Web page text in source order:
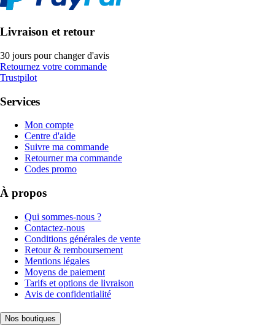
Livraison et retour
30 jours pour changer d'avis
Retournez votre commande
Trustpilot
Services
Mon compte
Centre d'aide
Suivre ma commande
Retourner ma commande
Codes promo
À propos
Qui sommes-nous ?
Contactez-nous
Conditions générales de vente
Retour & remboursement
Mentions légales
Moyens de paiement
Tarifs et options de livraison
Avis de confidentialité
Nos boutiques